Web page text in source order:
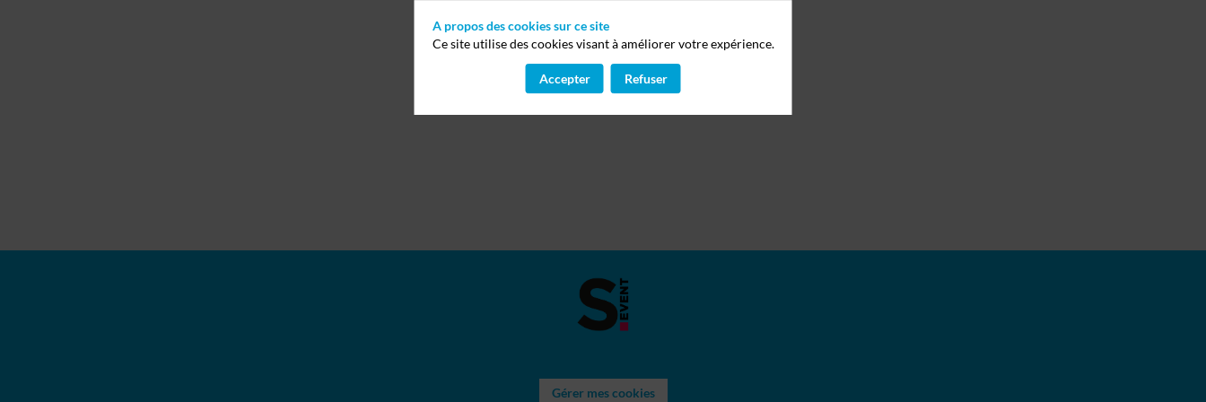
Gérer mes cookies
A propos des cookies sur ce site
Ce site utilise des cookies visant à améliorer votre expérience.
Accepter Refuser